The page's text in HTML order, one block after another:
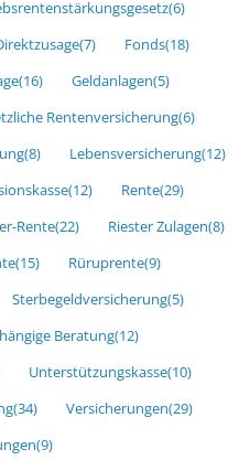
(6)
(7) Fonds(18)
(16) Geldanlagen(5)
Rentenversicherung(6)
(8) Lebensversicherung(12)
(12) Rente(29)
Rente(22) Riester Zulagen(8)
(15) Rüruprente(9)
Sterbegeldversicherung(5)
Beratung(12)
Unterstützungskasse(10)
(34) Versicherungen(29)
(9)